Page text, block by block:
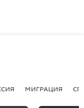
МИГРАЦИЯ